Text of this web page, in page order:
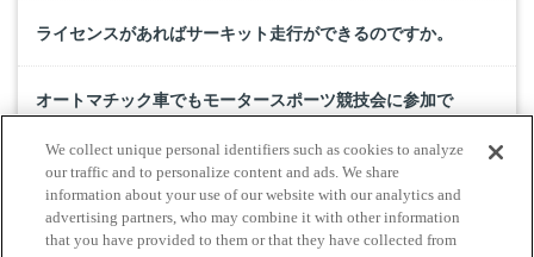
ライセンスがあればサーキット走行ができるのですか。
オートマチック車でもモータースポーツ競技会に参加で
家族会員でもモータースポーツライセンスは取得できま
すか。
We collect unique personal identifiers such as cookies to analyze
our traffic and to personalize content and ads. We share
information about your use of our website with our analytics and
advertising partners, who may combine it with other information
that you have provided to them or that they have collected from